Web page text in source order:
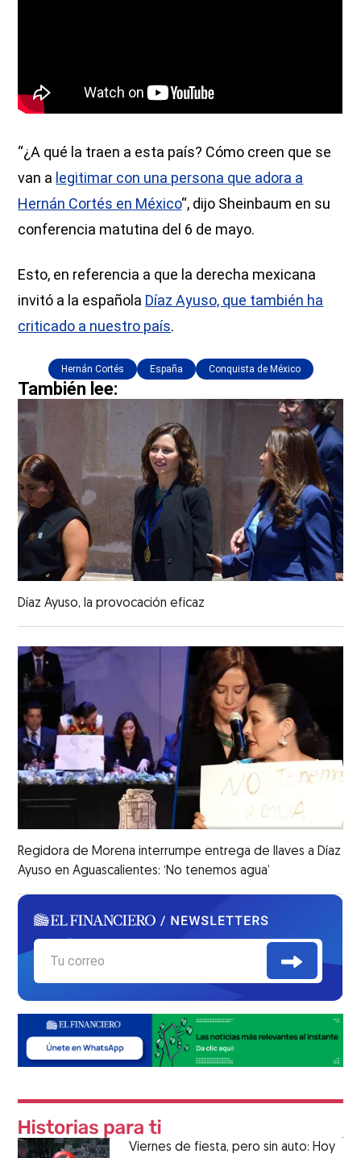
“¿A qué la traen a esta país? Cómo creen que se
van a legitimar con una persona que adora a
Hernán Cortés en México“, dijo Sheinbaum en su
conferencia matutina del 6 de mayo.
Esto, en referencia a que la derecha mexicana
invitó a la española Díaz Ayuso, que también ha
criticado a nuestro país.
Hernán Cortés España Conquista de México
También lee:
Díaz Ayuso, la provocación eficaz
Regidora de Morena interrumpe entrega de llaves a Díaz
Ayuso en Aguascalientes: ‘No tenemos agua’
Viernes de fiesta, pero sin auto: Hoy